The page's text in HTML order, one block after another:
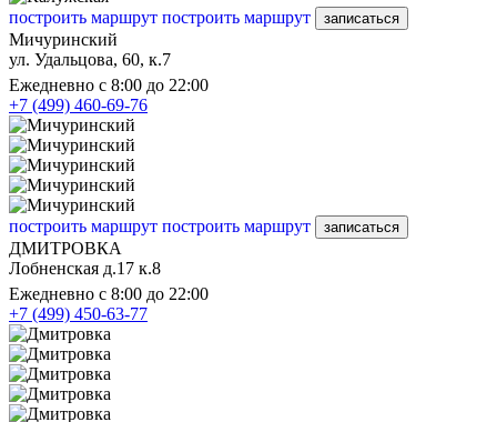
построить маршрут построить маршрут записаться
Мичуринский
ул. Удальцова, 60, к.7
Ежедневно с 8:00 до 22:00
+7 (499) 460-69-76
построить маршрут построить маршрут записаться
ДМИТРОВКА
Лобненская д.17 к.8
Ежедневно с 8:00 до 22:00
+7 (499) 450-63-77